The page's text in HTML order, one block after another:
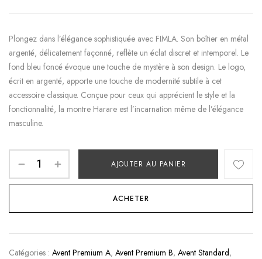
Plongez dans l’élégance sophistiquée avec FIMLA. Son boîtier en métal
argenté, délicatement façonné, reflète un éclat discret et intemporel. Le
fond bleu foncé évoque une touche de mystère à son design. Le logo,
écrit en argenté, apporte une touche de modernité subtile à cet
accessoire classique. Conçue pour ceux qui apprécient le style et la
fonctionnalité, la montre Harare est l’incarnation même de l’élégance
masculine.
AJOUTER AU PANIER
ACHETER
Catégories : Avent Premium A, Avent Premium B, Avent Standard,